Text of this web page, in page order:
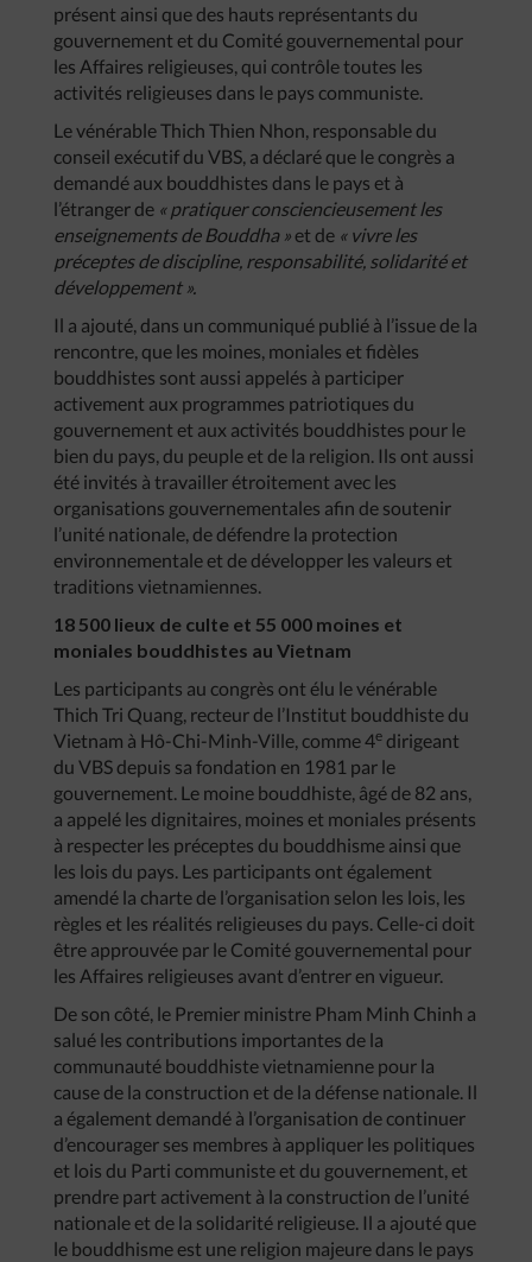
présent ainsi que des hauts représentants du
gouvernement et du Comité gouvernemental pour
les Affaires religieuses, qui contrôle toutes les
activités religieuses dans le pays communiste.
Le vénérable Thich Thien Nhon, responsable du
conseil exécutif du VBS, a déclaré que le congrès a
demandé aux bouddhistes dans le pays et à
l’étranger de « pratiquer consciencieusement les
enseignements de Bouddha » et de « vivre les
préceptes de discipline, responsabilité, solidarité et
développement ».
Il a ajouté, dans un communiqué publié à l’issue de la
rencontre, que les moines, moniales et fidèles
bouddhistes sont aussi appelés à participer
activement aux programmes patriotiques du
gouvernement et aux activités bouddhistes pour le
bien du pays, du peuple et de la religion. Ils ont aussi
été invités à travailler étroitement avec les
organisations gouvernementales afin de soutenir
l’unité nationale, de défendre la protection
environnementale et de développer les valeurs et
traditions vietnamiennes.
18 500 lieux de culte et 55 000 moines et
moniales bouddhistes au Vietnam
Les participants au congrès ont élu le vénérable
Thich Tri Quang, recteur de l’Institut bouddhiste du
Vietnam à Hô-Chi-Minh-Ville, comme 4e dirigeant
du VBS depuis sa fondation en 1981 par le
gouvernement. Le moine bouddhiste, âgé de 82 ans,
a appelé les dignitaires, moines et moniales présents
à respecter les préceptes du bouddhisme ainsi que
les lois du pays. Les participants ont également
amendé la charte de l’organisation selon les lois, les
règles et les réalités religieuses du pays. Celle-ci doit
être approuvée par le Comité gouvernemental pour
les Affaires religieuses avant d’entrer en vigueur.
De son côté, le Premier ministre Pham Minh Chinh a
salué les contributions importantes de la
communauté bouddhiste vietnamienne pour la
cause de la construction et de la défense nationale. Il
a également demandé à l’organisation de continuer
d’encourager ses membres à appliquer les politiques
et lois du Parti communiste et du gouvernement, et
prendre part activement à la construction de l’unité
nationale et de la solidarité religieuse. Il a ajouté que
le bouddhisme est une religion majeure dans le pays